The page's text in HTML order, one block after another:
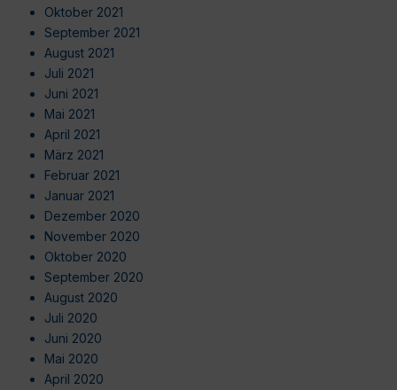
Oktober 2021
September 2021
August 2021
Juli 2021
Juni 2021
Mai 2021
April 2021
März 2021
Februar 2021
Januar 2021
Dezember 2020
November 2020
Oktober 2020
September 2020
August 2020
Juli 2020
Juni 2020
Mai 2020
April 2020